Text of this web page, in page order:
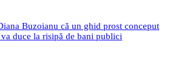
Buzoianu că un ghid prost conceput
duce la risipă de bani publici